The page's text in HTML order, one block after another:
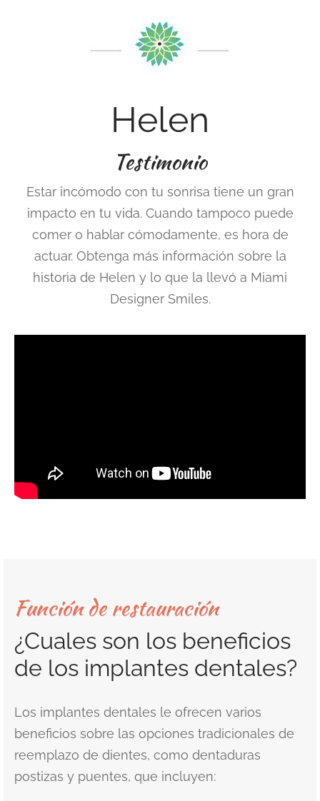
Helen
Testimonio
Estar incómodo con tu sonrisa tiene un gran
impacto en tu vida. Cuando tampoco puede
comer o hablar cómodamente, es hora de
actuar. Obtenga más información sobre la
historia de Helen y lo que la llevó a Miami
Designer Smiles.
Función de restauración
¿Cuales son los beneficios
de los implantes dentales?
Los implantes dentales le ofrecen varios
beneficios sobre las opciones tradicionales de
reemplazo de dientes, como dentaduras
postizas y puentes, que incluyen: